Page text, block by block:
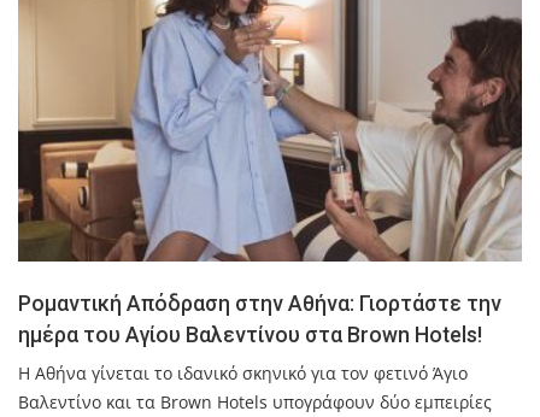
Ρομαντική Απόδραση στην Αθήνα: Γιορτάστε την
ημέρα του Αγίου Βαλεντίνου στα Brown Hotels!
Η Αθήνα γίνεται το ιδανικό σκηνικό για τον φετινό Άγιο
Βαλεντίνο και τα Brown Hotels υπογράφουν δύο εμπειρίες